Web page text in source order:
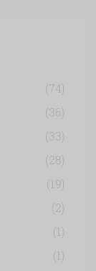
(74)
(36)
(33)
(28)
(19)
(2)
(1)
(1)